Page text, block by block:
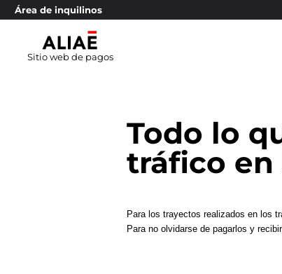
Área de inquilinos
Sitio web de pagos
Todo lo
tráfico en
Para los trayectos realizados en los
Para no olvidarse de pagarlos y